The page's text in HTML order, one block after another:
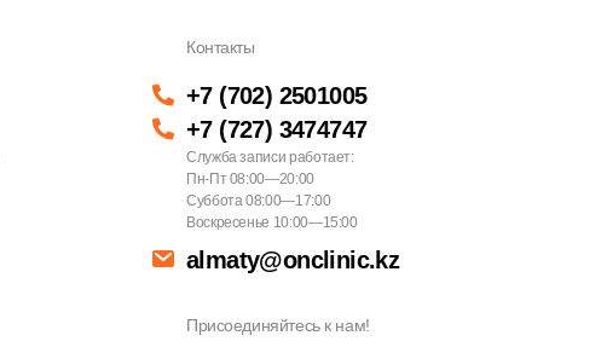
Контакты
+7 (702) 2501005
+7 (727) 3474747
Служба записи работает:
Пн-Пт 08:00—20:00
Суббота 08:00—17:00
Воскресенье 10:00—15:00
almaty@onclinic.kz
Присоединяйтесь к нам!